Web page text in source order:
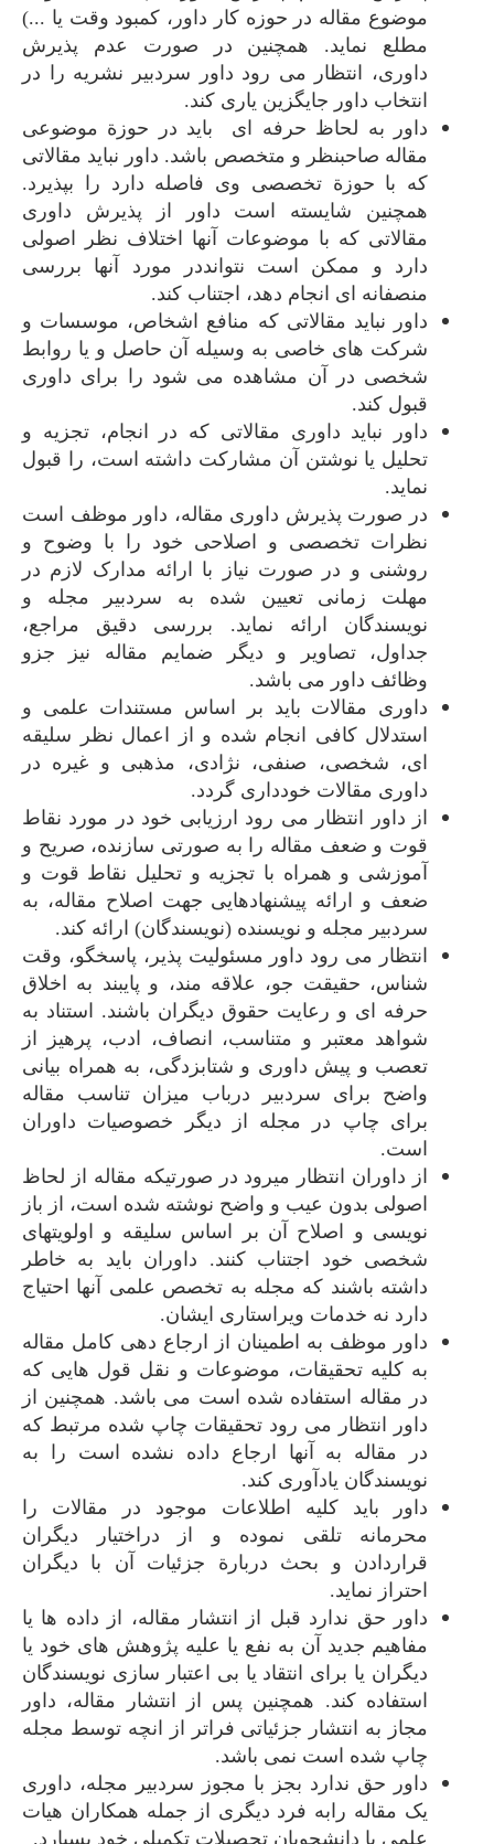
موضوع مقاله در حوزه کار داور، کمبود وقت یا ...)
مطلع نماید. همچنین در صورت عدم پذیرش
داوری، انتظار می رود داور سردبیر نشریه را در
انتخاب داور جایگزین یاری کند.
داور به لحاظ حرفه ای باید در حوزة موضوعی
مقاله صاحبنظر و متخصص باشد. داور نباید مقالاتی
که با حوزة تخصصی وی فاصله دارد را بپذیرد.
همچنین شایسته است داور از پذیرش داوری
مقالاتی که با موضوعات آنها اختلاف نظر اصولی
دارد و ممکن است نتوانددر مورد آنها بررسی
منصفانه ای انجام دهد، اجتناب کند.
داور نباید مقالاتی که منافع اشخاص، موسسات و
شرکت های خاصی به وسیله آن حاصل و یا روابط
شخصی در آن مشاهده می شود را برای داوری
قبول کند.
داور نباید داوری مقالاتی که در انجام، تجزیه و
تحلیل یا نوشتن آن مشارکت داشته است، را قبول
نماید.
در صورت پذیرش داوری مقاله، داور موظف است
نظرات تخصصی و اصلاحی خود را با وضوح و
روشنی و در صورت نیاز با ارائه مدارک لازم در
مهلت زمانی تعیین شده به سردبیر مجله و
نویسندگان ارائه نماید. بررسی دقیق مراجع،
جداول، تصاویر و دیگر ضمایم مقاله نیز جزو
وظائف داور می باشد.
داوری مقالات باید بر اساس مستندات علمی و
استدلال کافی انجام شده و از اعمال نظر سلیقه
ای، شخصی، صنفی، نژادی، مذهبی و غیره در
داوری مقالات خودداری گردد.
از داور انتظار می رود ارزیابی خود در مورد نقاط
قوت و ضعف مقاله را به صورتی سازنده، صریح و
آموزشی و همراه با تجزیه و تحلیل نقاط قوت و
ضعف و ارائه پیشنهادهایی جهت اصلاح مقاله، به
سردبیر مجله و نویسنده (نویسندگان) ارائه کند.
انتظار می رود داور مسئولیت پذیر، پاسخگو، وقت
شناس، حقیقت جو، علاقه مند، و پایبند به اخلاق
حرفه ای و رعایت حقوق دیگران باشند. استناد به
شواهد معتبر و متناسب، انصاف، ادب، پرهیز از
تعصب و پیش داوری و شتابزدگی، به همراه بیانی
واضح برای سردبیر درباب میزان تناسب مقاله
برای چاپ در مجله از دیگر خصوصیات داوران
است.
از داوران انتظار میرود در صورتیکه مقاله از لحاظ
اصولی بدون عیب و واضح نوشته شده است، از باز
نویسی و اصلاح آن بر اساس سلیقه و اولویتهای
شخصی خود اجتناب کنند. داوران باید به خاطر
داشته باشند که مجله به تخصص علمی آنها احتیاج
دارد نه خدمات ویراستاری ایشان.
داور موظف به اطمینان از ارجاع دهی کامل مقاله
به کلیه تحقیقات، موضوعات و نقل قول هایی که
در مقاله استفاده شده است می باشد. همچنین از
داور انتظار می رود تحقیقات چاپ شده مرتبط که
در مقاله به آنها ارجاع داده نشده است را به
نویسندگان یادآوری کند.
داور باید کلیه اطلاعات موجود در مقالات را
محرمانه تلقی نموده و از دراختیار دیگران
قراردادن و بحث دربارة جزئیات آن با دیگران
احتراز نماید.
داور حق ندارد قبل از انتشار مقاله، از داده ها یا
مفاهیم جدید آن به نفع یا علیه پژوهش های خود یا
دیگران یا برای انتقاد یا بی اعتبار سازی نویسندگان
استفاده کند. همچنین پس از انتشار مقاله، داور
مجاز به انتشار جزئیاتی فراتر از انچه توسط مجله
چاپ شده است نمی باشد.
داور حق ندارد بجز با مجوز سردبیر مجله، داوری
یک مقاله رابه فرد دیگری از جمله همکاران هیات
علمی یا دانشجویان تحصیلات تکمیلی خود بسپارد.